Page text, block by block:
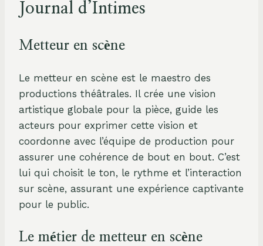
Journal d’Intimes
Metteur en scène
Le metteur en scène est le maestro des
productions théâtrales. Il crée une vision
artistique globale pour la pièce, guide les
acteurs pour exprimer cette vision et
coordonne avec l’équipe de production pour
assurer une cohérence de bout en bout. C’est
lui qui choisit le ton, le rythme et l’interaction
sur scène, assurant une expérience captivante
pour le public.
Le métier de metteur en scène